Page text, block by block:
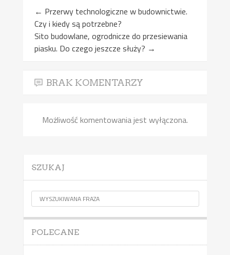
← Przerwy technologiczne w budownictwie.
Czy i kiedy są potrzebne?
Sito budowlane, ogrodnicze do przesiewania
piasku. Do czego jeszcze służy? →
BRAK KOMENTARZY
Możliwość komentowania jest wyłączona.
SZUKAJ
POLECANE